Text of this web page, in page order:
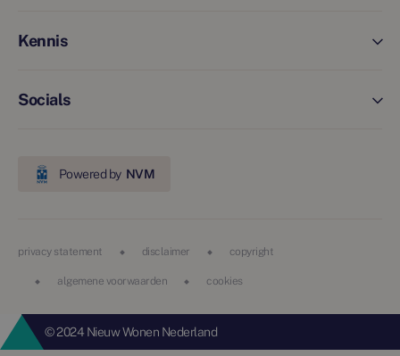
Kennis
Socials
Powered by NVM
privacy statement disclaimer copyright
algemene voorwaarden cookies
© 2024 Nieuw Wonen Nederland